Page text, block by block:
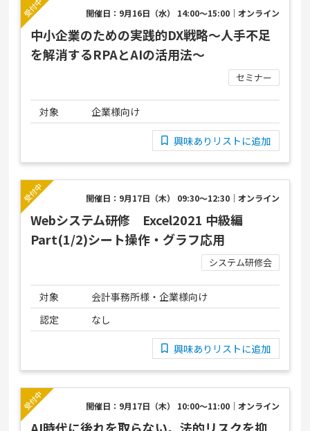
開催日：9月16日（水） 14:00～15:00｜オンライン
中小企業のための実践的DX戦略～人手不足
を解消するRPAとAIの活用法～
セミナー
対象 企業様向け
興味ありリストに追加
開催日：9月17日（木） 09:30～12:30｜オンライン
Webシステム研修 Excel2021 中級編
Part(1/2)シート操作・グラフ応用
システム研修会
対象
会計事務所様・企業様向け
認定
なし
興味ありリストに追加
開催日：9月17日（木） 10:00～11:00｜オンライン